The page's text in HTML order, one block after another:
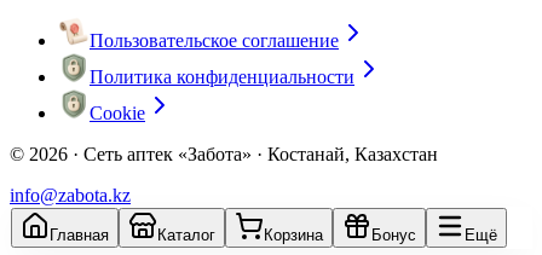
Пользовательское соглашение
Политика конфиденциальности
Cookie
© 2026 · Сеть аптек «Забота» · Костанай, Казахстан
info@zabota.kz
Главная Каталог Корзина Бонус Ещё